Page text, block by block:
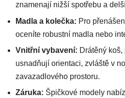
znamenají nižší spotřebu a
Madla a kolečka: Pro
oceníte robustní madla nebo
Vnitřní vybavení: Drátěný
usnadňují orientaci, zvláště v
zavazadlového prostoru.
Záruka: Špičkové modely